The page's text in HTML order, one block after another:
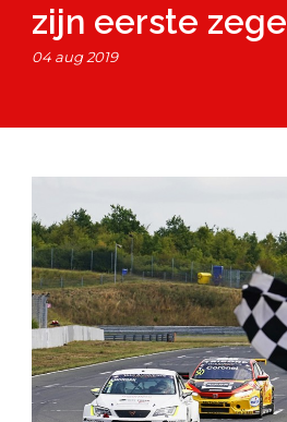
zijn eerste zege
04 aug 2019